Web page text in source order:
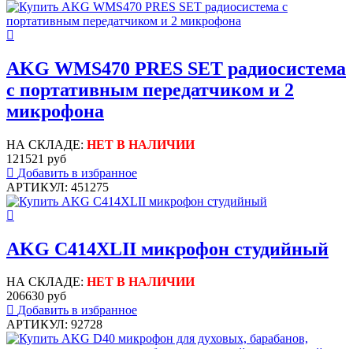
AKG WMS470 PRES SET радиосистема
с портативным передатчиком и 2
микрофона
НА СКЛАДЕ: НЕТ В НАЛИЧИИ
121521 руб
Добавить в избранное
АРТИКУЛ: 451275
AKG C414XLII микрофон студийный
НА СКЛАДЕ: НЕТ В НАЛИЧИИ
206630 руб
Добавить в избранное
АРТИКУЛ: 92728